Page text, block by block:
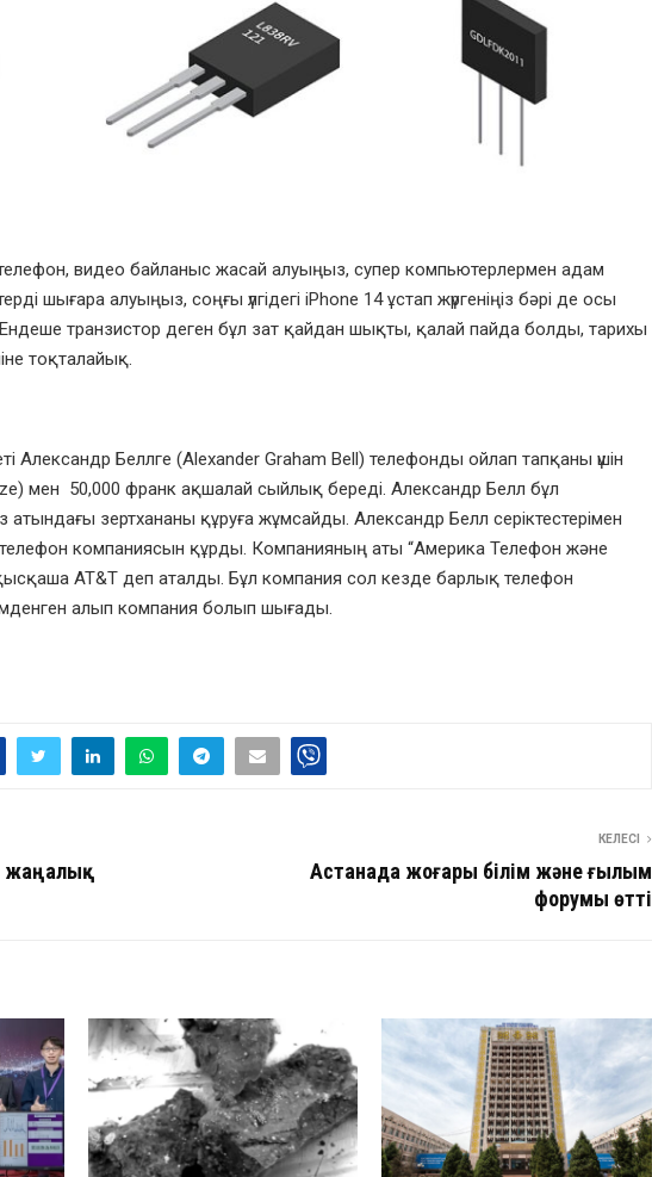
телефон, видео байланыс жасай алуыңыз, супер компьютерлермен адам
шығара алуыңыз, соңғы үлгідегі iPhone 14 ұстап жүргеніңіз бәрі де осы
транзистор деген бұл зат қайдан шықты, қалай пайда болды, тарихы
тоқталайық.
Александр Беллге (Alexander Graham Bell) телефонды ойлап тапқаны үшін
мен 50,000 франк ақшалай сыйлық береді. Александр Белл бұл
зертхананы құруға жұмсайды. Александр Белл серіктестерімен
телефон компаниясын құрды. Компанияның аты “Америка Телефон және
AT&T деп аталды. Бұл компания сол кезде барлық телефон
алып компания болып шығады.
жаңалық
КЕЛЕСІ
Астанада жоғары білім және ғылым
форумы өтті